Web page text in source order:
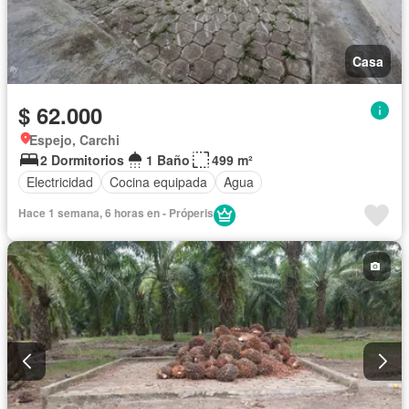
Casa
$ 62.000
Espejo, Carchi
2 Dormitorios
1 Baño
499 m²
Electricidad
Cocina equipada Agua
Hace 1 semana, 6 horas en - Próperis